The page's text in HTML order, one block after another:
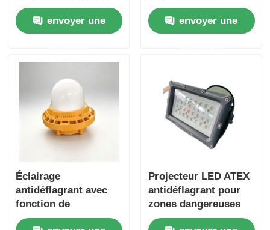
avec construction
durableenvoyer une
dangereuses avec
protection IP66 et
entrée haute tension
envoyer une
Éclairage
antidéflagrant avec
fonction de
protection IP66 pour
Projecteur LED ATEX
antidéflagrant pour
zones dangereuses
Zone 1 et Zone 2